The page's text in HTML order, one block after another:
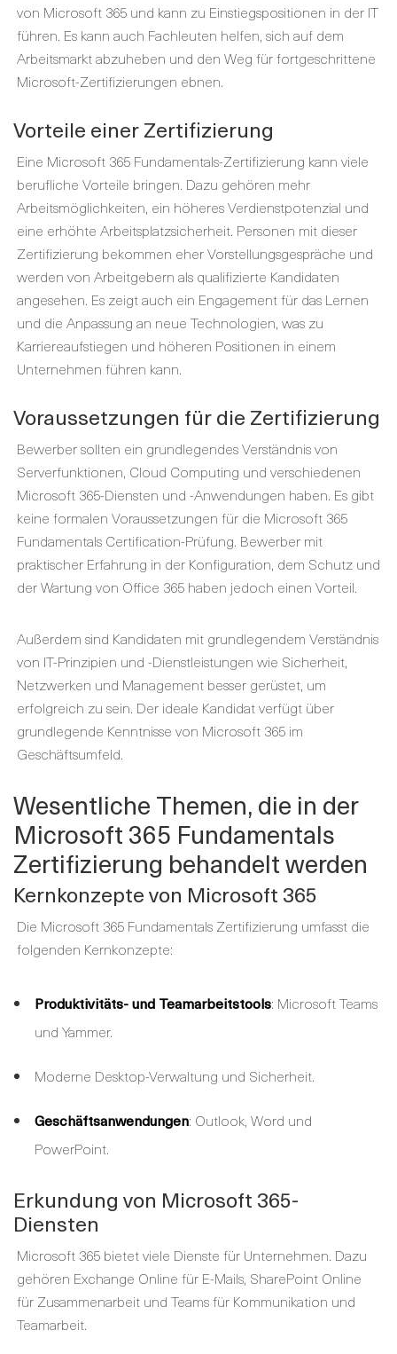
von Microsoft 365 und kann zu Einstiegspositionen in der IT
führen. Es kann auch Fachleuten helfen, sich auf dem
Arbeitsmarkt abzuheben und den Weg für fortgeschrittene
Microsoft-Zertifizierungen ebnen.
Vorteile einer Zertifizierung
Eine Microsoft 365 Fundamentals-Zertifizierung kann viele
berufliche Vorteile bringen. Dazu gehören mehr
Arbeitsmöglichkeiten, ein höheres Verdienstpotenzial und
eine erhöhte Arbeitsplatzsicherheit. Personen mit dieser
Zertifizierung bekommen eher Vorstellungsgespräche und
werden von Arbeitgebern als qualifizierte Kandidaten
angesehen. Es zeigt auch ein Engagement für das Lernen
und die Anpassung an neue Technologien, was zu
Karriereaufstiegen und höheren Positionen in einem
Unternehmen führen kann.
Voraussetzungen für die Zertifizierung
Bewerber sollten ein grundlegendes Verständnis von
Serverfunktionen, Cloud Computing und verschiedenen
Microsoft 365-Diensten und -Anwendungen haben. Es gibt
keine formalen Voraussetzungen für die Microsoft 365
Fundamentals Certification-Prüfung. Bewerber mit
praktischer Erfahrung in der Konfiguration, dem Schutz und
der Wartung von Office 365 haben jedoch einen Vorteil.
Außerdem sind Kandidaten mit grundlegendem Verständnis
von IT-Prinzipien und -Dienstleistungen wie Sicherheit,
Netzwerken und Management besser gerüstet, um
erfolgreich zu sein. Der ideale Kandidat verfügt über
grundlegende Kenntnisse von Microsoft 365 im
Geschäftsumfeld.
Wesentliche Themen, die in der
Microsoft 365 Fundamentals
Zertifizierung behandelt werden
Kernkonzepte von Microsoft 365
Die Microsoft 365 Fundamentals Zertifizierung umfasst die
folgenden Kernkonzepte:
Produktivitäts- und Teamarbeitstools: Microsoft Teams
und Yammer.
Moderne Desktop-Verwaltung und Sicherheit.
Geschäftsanwendungen: Outlook, Word und
PowerPoint.
Erkundung von Microsoft 365-
Diensten
Microsoft 365 bietet viele Dienste für Unternehmen. Dazu
gehören Exchange Online für E-Mails, SharePoint Online
für Zusammenarbeit und Teams für Kommunikation und
Teamarbeit.